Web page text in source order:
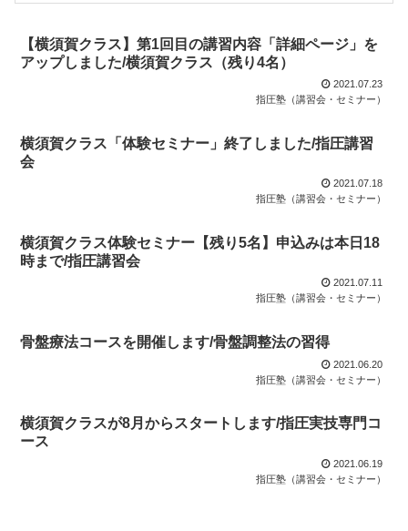
【横須賀クラス】第1回目の講習内容「詳細ページ」を
アップしました/横須賀クラス（残り4名）
2021.07.23
指圧塾（講習会・セミナー）
横須賀クラス「体験セミナー」終了しました/指圧講習
会
2021.07.18
指圧塾（講習会・セミナー）
横須賀クラス体験セミナー【残り5名】申込みは本日18
時まで/指圧講習会
2021.07.11
指圧塾（講習会・セミナー）
骨盤療法コースを開催します/骨盤調整法の習得
2021.06.20
指圧塾（講習会・セミナー）
横須賀クラスが8月からスタートします/指圧実技専門コ
ース
2021.06.19
指圧塾（講習会・セミナー）